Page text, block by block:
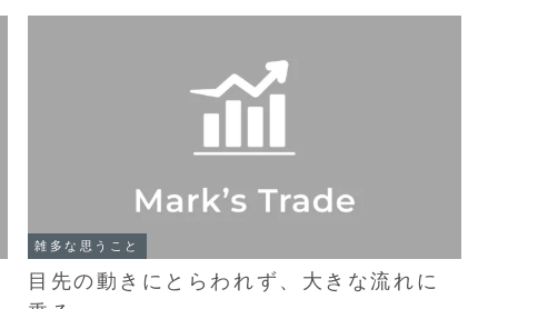
雑多な思うこと
目先の動きにとらわれず、大きな流れに